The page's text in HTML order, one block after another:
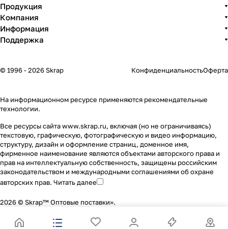
Продукция
Компания
Информация
Поддержка
© 1996 - 2026 Skrap КонфиденциальностьОферта
На информационном ресурсе применяются рекомендательные
технологии.
Все ресурсы сайта www.skrap.ru, включая (но не ограничиваясь)
текстовую, графическую, фотографическую и видео информацию,
структуру, дизайн и оформление страниц, доменное имя,
фирменное наименование являются объектами авторского права и
прав на интеллектуальную собственность, защищены российским
законодательством и международными соглашениями об охране
авторских прав. Читать далее
2026 © Skrap™ Оптовые поставки».